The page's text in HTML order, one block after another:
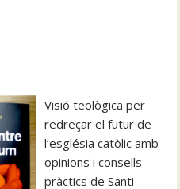
Visió teològica per
redreçar el futur de
l’església catòlic amb
opinions i consells
pràctics de Santi